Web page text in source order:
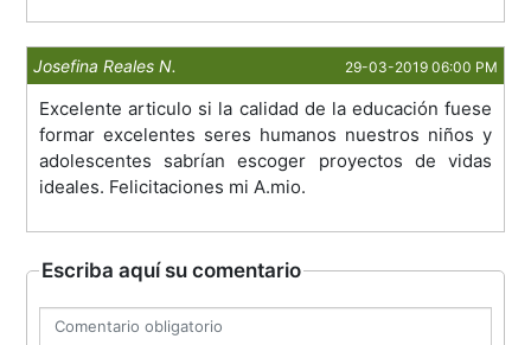
Josefina Reales N. 29-03-2019 06:00 PM
Excelente articulo si la calidad de la educación fuese
formar excelentes seres humanos nuestros niños y
adolescentes sabrían escoger proyectos de vidas
ideales. Felicitaciones mi A.mio.
Escriba aquí su comentario